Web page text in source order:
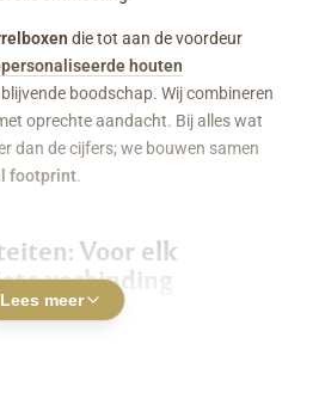
die tot aan de voordeur
houten
boodschap. Wij combineren
oprechte aandacht. Bij alles wat
dan de cijfers; we bouwen samen
footprint.
Voor elk
verbinding
Borrelpakketten
Lees meer